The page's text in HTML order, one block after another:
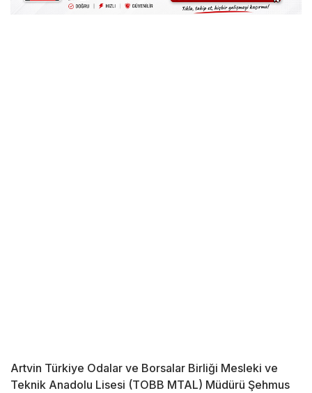
Artvin Türkiye Odalar ve Borsalar Birliği Mesleki ve
Teknik Anadolu Lisesi (TOBB MTAL) Müdürü Şehmus